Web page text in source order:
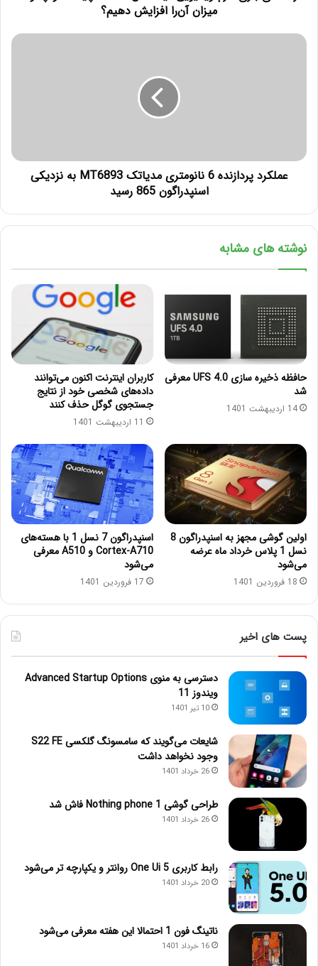
میزان آن‌را افزایش دهیم؟
عملکرد پردازنده 6 نانومتری مدیاتک MT6893 به نزدیکی
اسنپدراگون 865 رسید
نوشته های مشابه
حافظه‌ ذخیره سازی UFS 4.0 معرفی
شد
14 اردیبهشت 1401
کاربران اینترنت اکنون می‌توانند
داده‌های شخصی خود از نتایج
جستجوی گوگل حذف کنند
11 اردیبهشت 1401
اولین گوشی مجهز به اسنپدراگون 8
نسل 1 پلاس خرداد ماه عرضه
می‌شود
18 فروردین 1401
اسنپدراگون 7 نسل 1 با هسته‌های
Cortex-A710 و A510 معرفی
می‌شود
17 فروردین 1401
پست های اخیر
دسترسی به منوی Advanced Startup Options
ویندوز 11
10 تیر 1401
شایعات می‌گویند که سامسونگ گلکسی S22 FE
وجود نخواهد داشت
26 خرداد 1401
طراحی گوشی Nothing phone 1 فاش شد
26 خرداد 1401
رابط کاربری One Ui 5 روانتر و یکپارچه تر می‌شود
20 خرداد 1401
ناتینگ فون 1 احتمالا این هفته معرفی می‌شود
16 خرداد 1401